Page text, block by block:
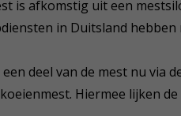
is afkomstig uit een
in Duitsland
deel van de mest nu via
Hiermee lijken